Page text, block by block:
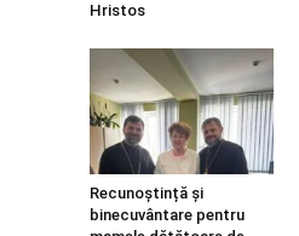
Hristos
Recunoștință și
binecuvântare pentru